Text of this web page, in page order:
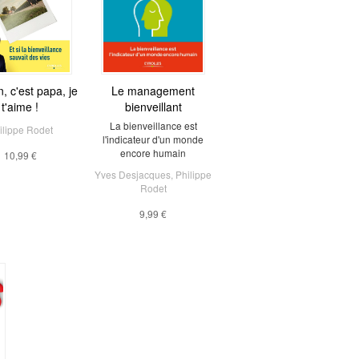
c'est papa, je
t'aime !
Rodet
10,99 €
Le management
bienveillant
La bienveillance est
l'indicateur d'un monde
encore humain
Yves Desjacques Philippe
Rodet
9,99 €